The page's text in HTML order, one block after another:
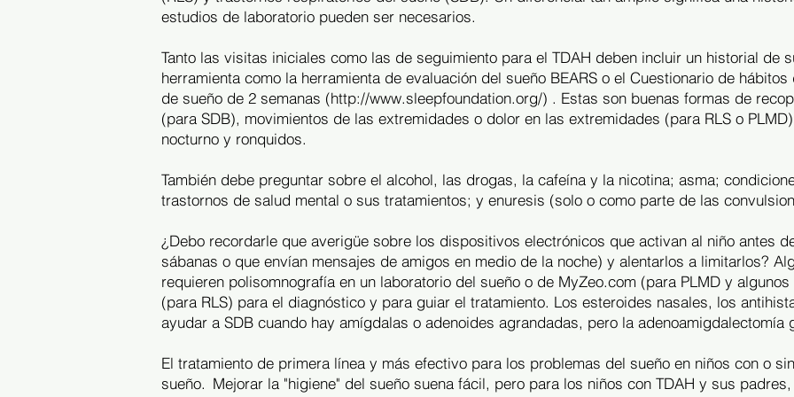
estudios de laboratorio pueden ser necesarios.
Tanto las visitas iniciales como las de seguimiento para el TDAH deben incluir un historial de
herramienta como la herramienta de evaluación del sueño BEARS o el Cuestionario de
de sueño de 2 semanas (http://www.sleepfoundation.org/) . Estas son buenas formas de
(para SDB), movimientos de las extremidades o dolor en las extremidades (para RLS o
nocturno y ronquidos.
También debe preguntar sobre el alcohol, las drogas, la cafeína y la nicotina; asma;
trastornos de salud mental o sus tratamientos; y enuresis (solo o como parte de las
¿Debo recordarle que averigüe sobre los dispositivos electrónicos que activan al niño antes
sábanas o que envían mensajes de amigos en medio de la noche) y alentarlos a limitarlos?
requieren polisomnografía en un laboratorio del sueño o de MyZeo.com (para PLMD y
(para RLS) para el diagnóstico y para guiar el tratamiento. Los esteroides nasales, los
ayudar a SDB cuando hay amígdalas o adenoides agrandadas, pero la adenoamigdalectomía
El tratamiento de primera línea y más efectivo para los problemas del sueño en niños con o
sueño. Mejorar la "higiene" del sueño suena fácil, pero para los niños con TDAH y sus